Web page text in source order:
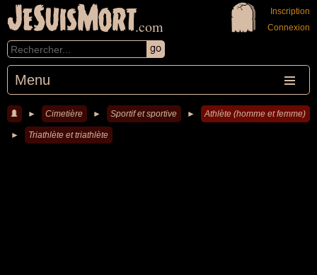
JeSuisMort.com
Menu
Inscription
Connexion
► Cimetière ► Sportif et sportive ► Athlète (homme et femme)
► Triathlète et triathlète